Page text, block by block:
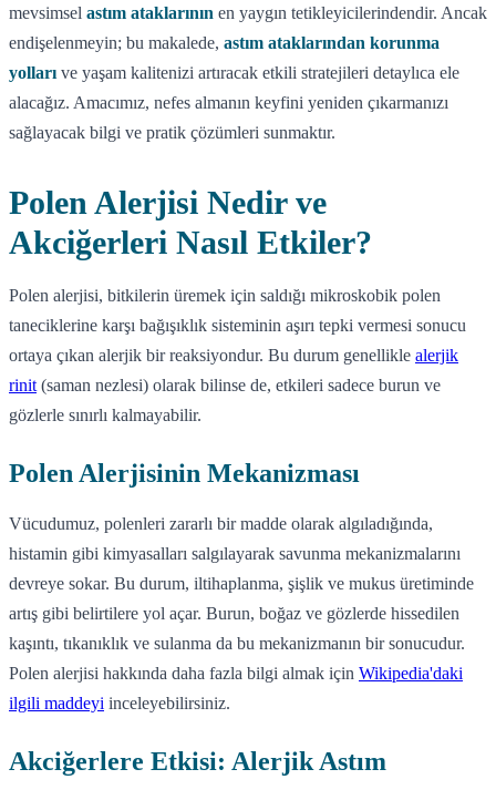
mevsimsel astım ataklarının en yaygın tetikleyicilerindendir. Ancak
endişelenmeyin; bu makalede, astım ataklarından korunma
yolları ve yaşam kalitenizi artıracak etkili stratejileri detaylıca ele
alacağız. Amacımız, nefes almanın keyfini yeniden çıkarmanızı
sağlayacak bilgi ve pratik çözümleri sunmaktır.
Polen Alerjisi Nedir ve
Akciğerleri Nasıl Etkiler?
Polen alerjisi, bitkilerin üremek için saldığı mikroskobik polen
taneciklerine karşı bağışıklık sisteminin aşırı tepki vermesi sonucu
ortaya çıkan alerjik bir reaksiyondur. Bu durum genellikle alerjik
rinit (saman nezlesi) olarak bilinse de, etkileri sadece burun ve
gözlerle sınırlı kalmayabilir.
Polen Alerjisinin Mekanizması
Vücudumuz, polenleri zararlı bir madde olarak algıladığında,
histamin gibi kimyasalları salgılayarak savunma mekanizmalarını
devreye sokar. Bu durum, iltihaplanma, şişlik ve mukus üretiminde
artış gibi belirtilere yol açar. Burun, boğaz ve gözlerde hissedilen
kaşıntı, tıkanıklık ve sulanma da bu mekanizmanın bir sonucudur.
Polen alerjisi hakkında daha fazla bilgi almak için Wikipedia'daki
ilgili maddeyi inceleyebilirsiniz.
Akciğerlere Etkisi: Alerjik Astım